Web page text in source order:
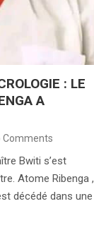
: LE
A
Comments
Bwiti s’est
Atome Ribenga ,
décédé dans une